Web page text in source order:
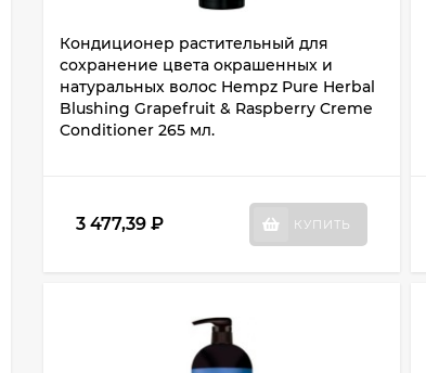
Кондиционер растительный для
сохранение цвета окрашенных и
натуральных волос Hempz Pure Herbal
Blushing Grapefruit & Raspberry Creme
Conditioner 265 мл.
3 477,39 ₽ КУПИТЬ